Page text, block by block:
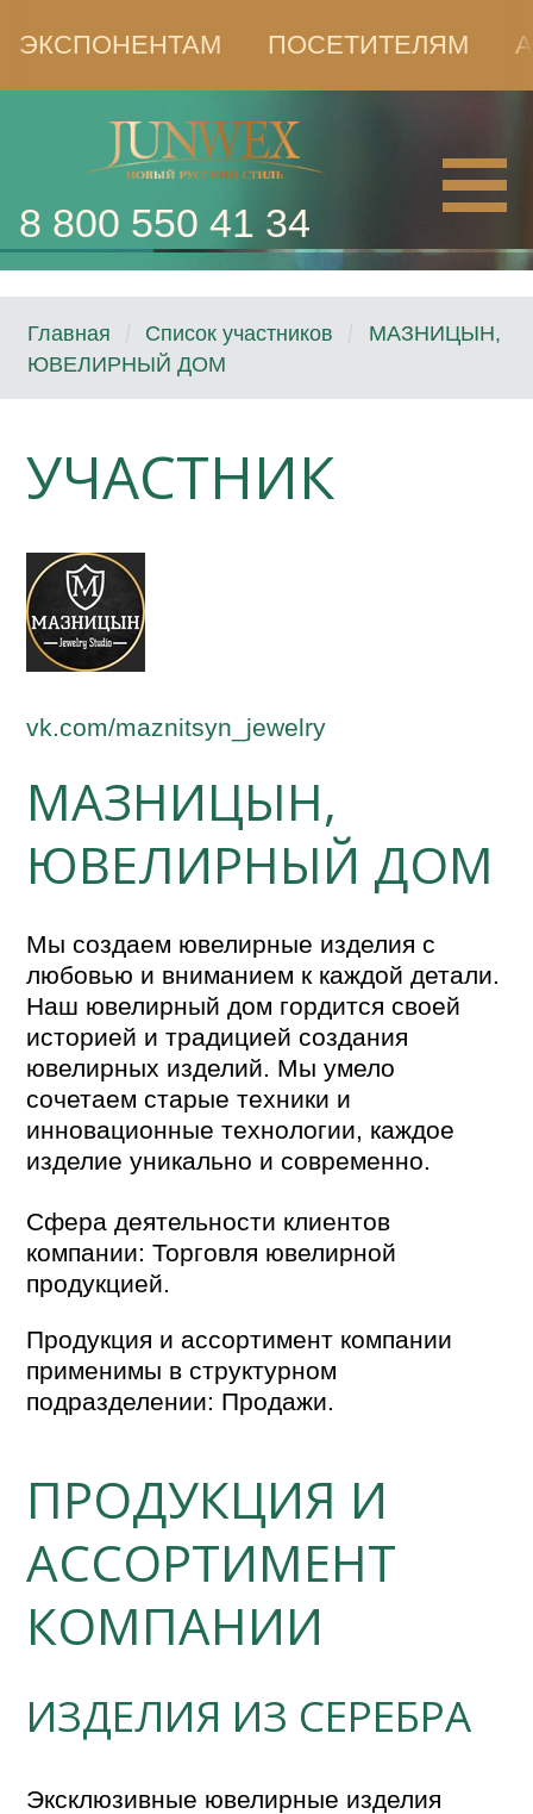
ЭКСПОНЕНТАМ ПОСЕТИТЕЛЯМ
8 800 550 41 34
Главная Список участников
МАЗНИЦЫН,
ЮВЕЛИРНЫЙ ДОМ
УЧАСТНИК
vk.com/maznitsyn_jewelry
МАЗНИЦЫН,
ЮВЕЛИРНЫЙ ДОМ
Мы создаем ювелирные изделия с
любовью и вниманием к каждой детали.
Наш ювелирный дом гордится своей
историей и традицией создания
ювелирных изделий. Мы умело
сочетаем старые техники и
инновационные технологии, каждое
изделие уникально и современно.
Сфера деятельности клиентов
компании: Торговля ювелирной
продукцией.
Продукция и ассортимент компании
применимы в структурном
подразделении: Продажи.
ПРОДУКЦИЯ И
АССОРТИМЕНТ
КОМПАНИИ
ИЗДЕЛИЯ ИЗ СЕРЕБРА
Эксклюзивные ювелирные изделия